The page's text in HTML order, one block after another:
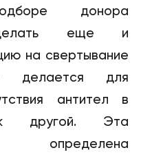
донора
делать еще и
на свертывание
делается для
антител в
другой. Эта
определена